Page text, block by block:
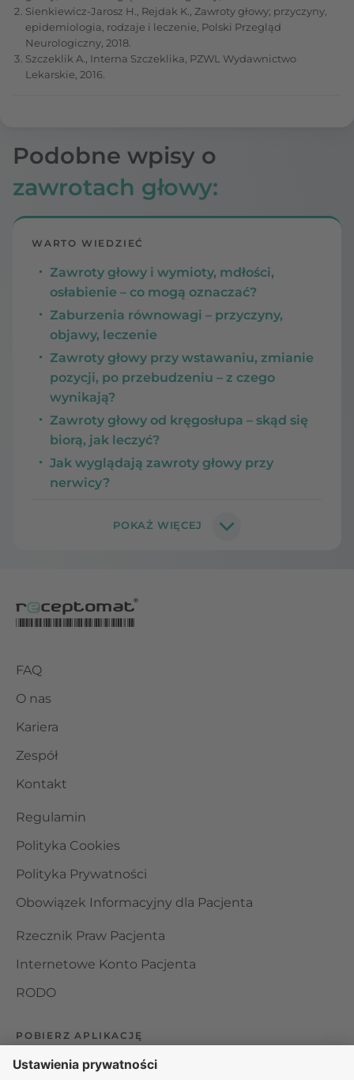
Sienkiewicz-Jarosz H., Rejdak K., Zawroty głowy; przyczyny,
epidemiologia, rodzaje i leczenie, Polski Przegląd
Neurologiczny, 2018.
Szczeklik A., Interna Szczeklika, PZWL Wydawnictwo
Lekarskie, 2016.
Podobne wpisy o
zawrotach głowy:
WARTO WIEDZIEĆ
Zawroty głowy i wymioty, mdłości,
osłabienie – co mogą oznaczać?
Zaburzenia równowagi – przyczyny,
objawy, leczenie
Zawroty głowy przy wstawaniu, zmianie
pozycji, po przebudzeniu – z czego
wynikają?
Zawroty głowy od kręgosłupa – skąd się
biorą, jak leczyć?
Jak wyglądają zawroty głowy przy
nerwicy?
FAQ
O nas
Kariera
Zespół
Kontakt
Regulamin
Polityka Cookies
Polityka Prywatności
Obowiązek Informacyjny dla Pacjenta
Rzecznik Praw Pacjenta
Internetowe Konto Pacjenta
RODO
POBIERZ APLIKACJĘ